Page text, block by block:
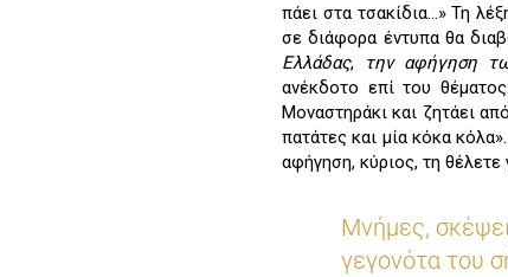
πάει στα τσακίδια…» Τη
σε διάφορα έντυπα θα
Ελλάδας, την αφήγηση
ανέκδοτο επί του
Μοναστηράκι και ζητάει
πατάτες και μία κόκα
αφήγηση, κύριος, τη θέλετε
Μνήμες,
γεγονότα του